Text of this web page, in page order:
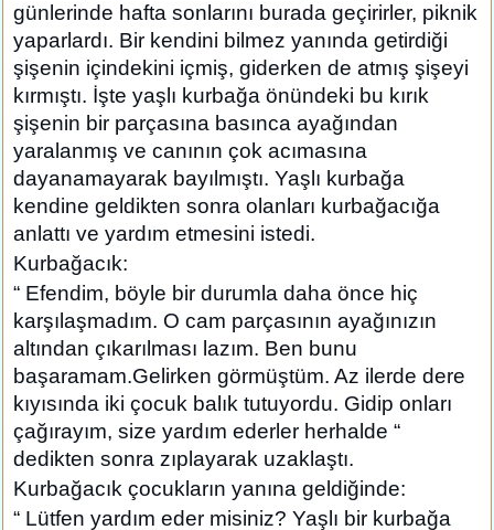
günlerinde hafta sonlarını burada geçirirler, piknik
yaparlardı. Bir kendini bilmez yanında getirdiği
şişenin içindekini içmiş, giderken de atmış şişeyi
kırmıştı. İşte yaşlı kurbağa önündeki bu kırık
şişenin bir parçasına basınca ayağından
yaralanmış ve canının çok acımasına
dayanamayarak bayılmıştı. Yaşlı kurbağa
kendine geldikten sonra olanları kurbağacığa
anlattı ve yardım etmesini istedi.
Kurbağacık:
“ Efendim, böyle bir durumla daha önce hiç
karşılaşmadım. O cam parçasının ayağınızın
altından çıkarılması lazım. Ben bunu
başaramam.Gelirken görmüştüm. Az ilerde dere
kıyısında iki çocuk balık tutuyordu. Gidip onları
çağırayım, size yardım ederler herhalde “
dedikten sonra zıplayarak uzaklaştı.
Kurbağacık çocukların yanına geldiğinde:
“ Lütfen yardım eder misiniz? Yaşlı bir kurbağa